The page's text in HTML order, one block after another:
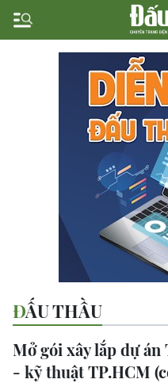
ĐẤU THẦU
Mở gói xây lắp dự
- kỹ thuật TP.HCM